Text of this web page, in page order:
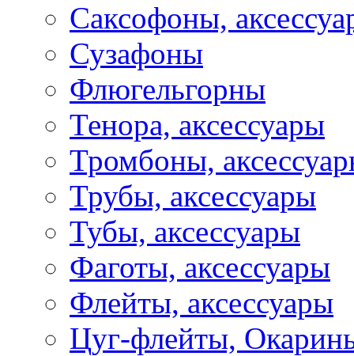
Саксофоны,
Сузафоны
Флюгельгорны
Тенора, аксессуары
Тромбоны,
Трубы, аксессуары
Тубы, аксессуары
Фаготы, аксессуары
Флейты, аксессуары
Цуг-флейты,